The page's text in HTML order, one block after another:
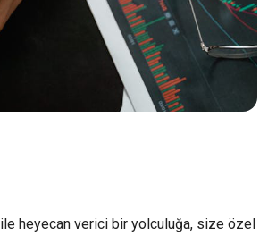
ile heyecan verici bir yolculuğa, size özel